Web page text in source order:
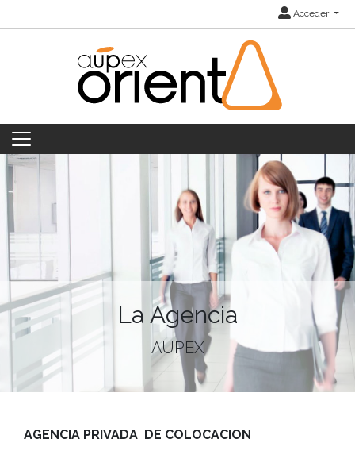
Acceder
La Agencia
AUPEX
AGENCIA PRIVADA DE COLOCACION